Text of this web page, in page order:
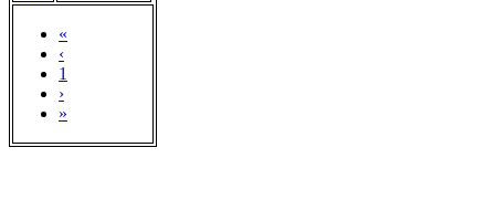
«
‹
1
›
»